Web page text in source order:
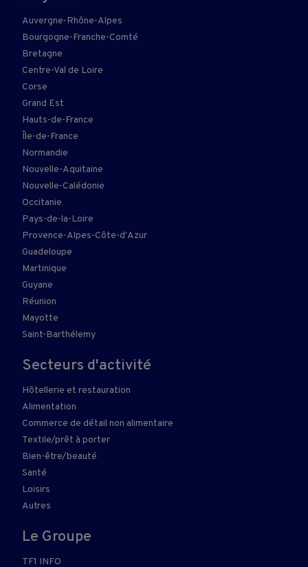
Auvergne-Rhône-Alpes
Bourgogne-Franche-Comté
Bretagne
Centre-Val de Loire
Corse
Grand Est
Hauts-de-France
Île-de-France
Normandie
Nouvelle-Aquitaine
Nouvelle-Calédonie
Occitanie
Pays-de-la-Loire
Provence-Alpes-Côte-d'Azur
Guadeloupe
Martinique
Guyane
Réunion
Mayotte
Saint-Barthélemy
Secteurs d'activité
Hôtellerie et restauration
Alimentation
Commerce de détail non alimentaire
Textile/prêt à porter
Bien-être/beauté
Santé
Loisirs
Autres
Le Groupe
TF1 INFO